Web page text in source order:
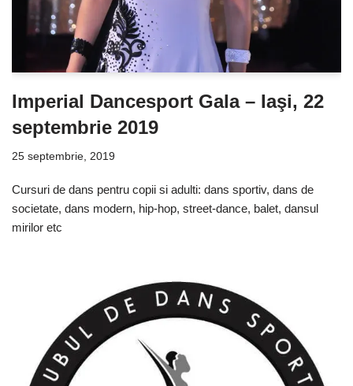
Imperial Dancesport Gala – Iaşi, 22
septembrie 2019
25 septembrie, 2019
Cursuri de dans pentru copii si adulti: dans sportiv, dans de
societate, dans modern, hip-hop, street-dance, balet, dansul
mirilor etc